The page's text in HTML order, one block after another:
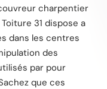
charpentier
31 dispose a
dans les centres
des
par pour
que ces